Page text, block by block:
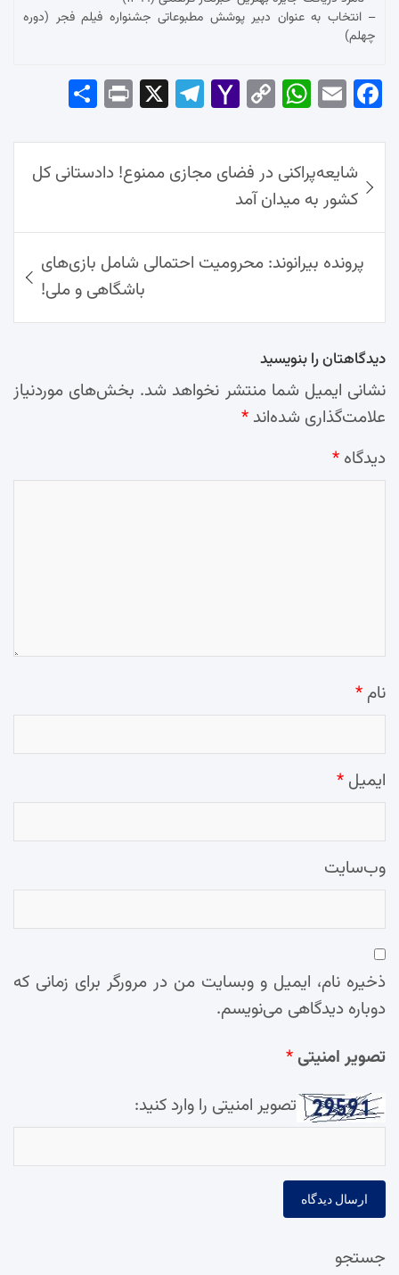
– انتخاب به عنوان دبیر پوشش مطبوعاتی جشنواره فیلم فجر (دوره
چهلم)
Fac
ok
Em
Wh
Ap
p
Co
Lin
k
Yah
Mai
l
Tel
am
Pri
راهبری
نوشته‌ها
شایعه‌پراکنی در فضای مجازی ممنوع! دادستانی کل
کشور به میدان آمد
پرونده بیرانوند: محرومیت احتمالی شامل بازی‌های
باشگاهی و ملی!
دیدگاهتان را بنویسید
نشانی ایمیل شما منتشر نخواهد شد. بخش‌های موردنیاز
علامت‌گذاری شده‌اند *
دیدگاه *
نام *
ایمیل *
وب‌سایت
ذخیره نام، ایمیل و وبسایت من در مرورگر برای زمانی که
دوباره دیدگاهی می‌نویسم.
تصویر امنیتی*
تصویر امنیتی را وارد کنید:
جستجو